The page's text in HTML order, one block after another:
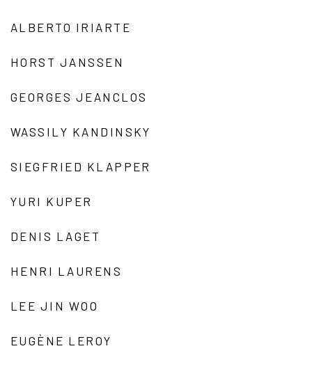
ALBERTO IRIARTE
HORST JANSSEN
GEORGES JEANCLOS
WASSILY KANDINSKY
SIEGFRIED KLAPPER
YURI KUPER
DENIS LAGET
HENRI LAURENS
LEE JIN WOO
EUGÈNE LEROY